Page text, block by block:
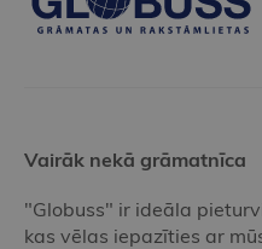
Vairāk nekā grāmatnīca
"Globuss" ir ideāla
kas vēlas iepazīties ar